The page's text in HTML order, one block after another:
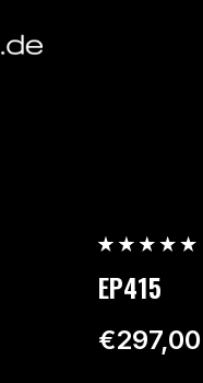
EP415
€297,00